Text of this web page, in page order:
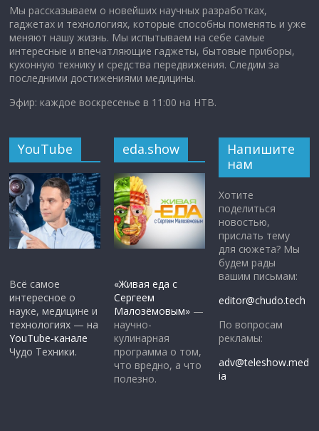
Мы рассказываем о новейших научных разработках,
гаджетах и технологиях, которые способны поменять и уже
меняют нашу жизнь. Мы испытываем на себе самые
интересные и впечатляющие гаджеты, бытовые приборы,
кухонную технику и средства передвижения. Следим за
последними достижениями медицины.
Эфир: каждое воскресенье в 11:00 на НТВ.
YouTube
Всё самое
интересное о
науке, медицине и
технологиях — на
YouTube-канале
Чудо Техники.
eda.show
«Живая еда с
Сергеем
Малозёмовым» —
научно-
кулинарная
программа о том,
что вредно, а что
полезно.
Напишите
нам
Хотите
поделиться
новостью,
прислать тему
для сюжета? Мы
будем рады
вашим письмам:
editor@chudo.tech
По вопросам
рекламы:
adv@teleshow.med
ia